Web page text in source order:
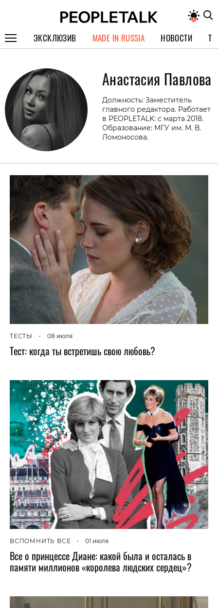
ЭКСКЛЮЗИВ
СПЕЦПРОЕКТЫ
ИНТЕРВЬЮ
ПОКОЛЕНИЕ
MADE IN RUSSIA НОВОСТИ
Анастасия Павлова
Должность: Заместитель
главного редактора. Работает
в PEOPLETALK: c марта 2018.
Образование: МГУ им. М. В.
Ломоносова.
ТЕСТЫ • 08 июля
Тест: когда ты встретишь свою любовь?
ВСПОМНИТЬ ВСЕ • 01 июля
Все о принцессе Диане: какой была и осталась в
памяти миллионов «королева людских сердец»?